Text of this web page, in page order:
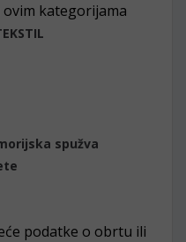
ovim kategorijama
spužva
podatke o obrtu ili